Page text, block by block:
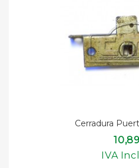
Cerradura
IVA